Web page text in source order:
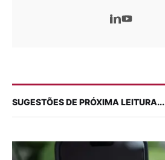
SUGESTÕES DE PRÓXIMA LEITURA...